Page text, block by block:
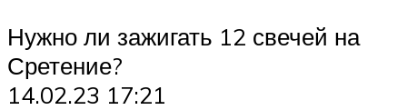
Нужно ли зажигать 12 свечей на
Сретение?
14.02.23 17:21